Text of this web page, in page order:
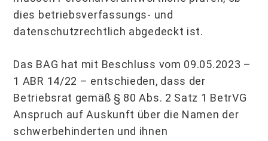
dies betriebsverfassungs- und
datenschutzrechtlich abgedeckt ist.
Das BAG hat mit Beschluss vom 09.05.2023 –
1 ABR 14/22 – entschieden, dass der
Betriebsrat gemäß § 80 Abs. 2 Satz 1 BetrVG
Anspruch auf Auskunft über die Namen der
schwerbehinderten und ihnen